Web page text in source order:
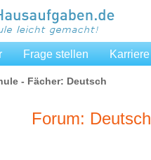
Frage stellen Karriere
- Fächer: Deutsch
Forum: Deutsch